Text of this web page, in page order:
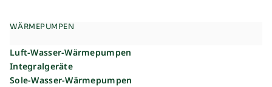
WÄRMEPUMPEN
Luft-Wasser-Wärmepumpen
Integralgeräte
Sole-Wasser-Wärmepumpen